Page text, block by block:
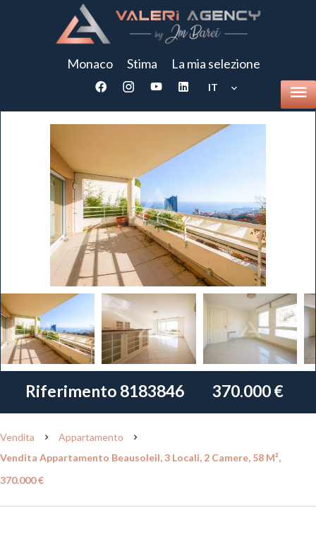
Monaco Stima La mia selezione
IT
Riferimento 8183846 370.000 €
Vendita
Appartamento
Vendita Appartamento Beausoleil, 3 Locali, 2 Camere, 58 M²,
370.000 €